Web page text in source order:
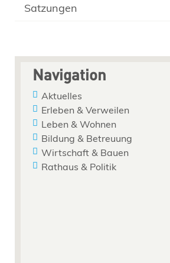
Satzungen
Navigation
Aktuelles
Erleben & Verweilen
Leben & Wohnen
Bildung & Betreuung
Wirtschaft & Bauen
Rathaus & Politik